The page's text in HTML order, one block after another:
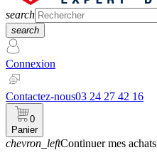
search
search
Connexion
Contactez-nous03 24 27 42 16
0
Panier
chevron_leftContinuer mes achats